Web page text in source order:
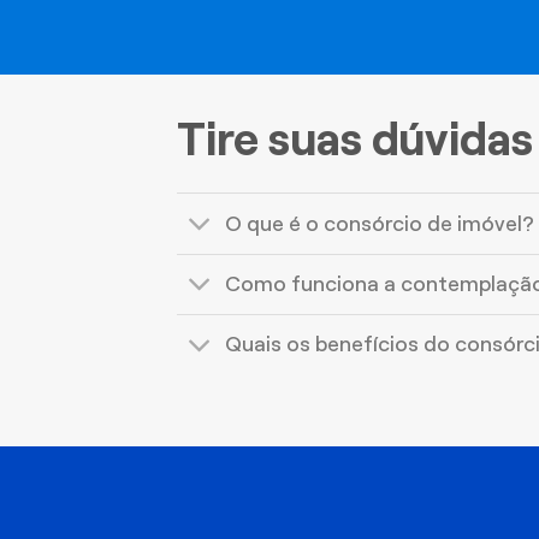
Tire suas dúvidas
O que é o consórcio de imóvel?
Como funciona a
Quais os benefícios do